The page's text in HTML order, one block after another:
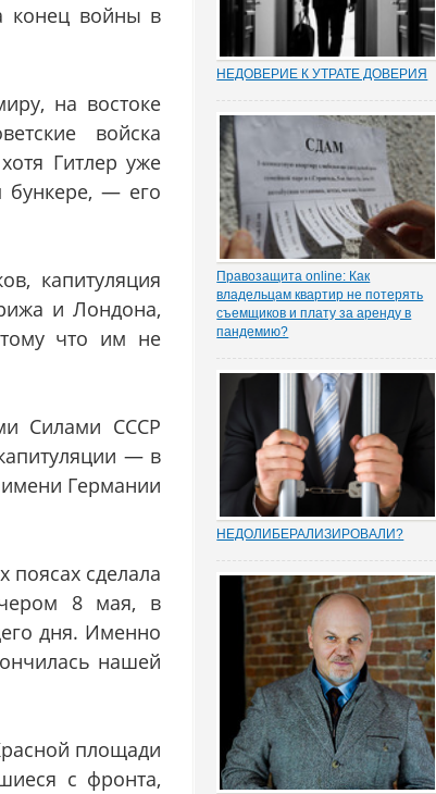
конец войны в
на востоке
войска
Гитлер уже
бункере, — его
капитуляция
и Лондона,
что им не
Силами СССР
— в
Германии
сделала
8 мая, в
дня. Именно
нашей
площади
с фронта,
НЕДОВЕРИЕ К УТРАТЕ ДОВЕРИЯ
относительно новый правовой
институт в России. Норма об этом
(п. 7.1 ч. 1 ст. 81 ТК РФ) появилась в
Трудовом кодексе в 2012 году в
ходе совершенствования...
Правозащита online: Как
владельцам квартир не потерять
съемщиков и плату за аренду в
пандемию?
спроса, отметила в интервью
порталу «ЗАКОНИЯ» главный
юрисконсульт проектов судебной
практики Ольга Старых.
НEДОЛИБЕРАЛИЗИРОВАЛИ?
судебную систему следует
усовершенствовать, и она не
защищает частную собственность.
Данные декабрьского опроса
привел портал Право.ру. Более...